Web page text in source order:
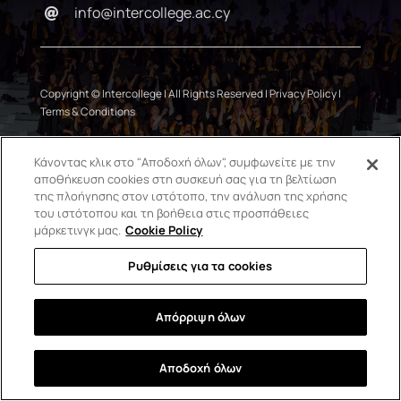
ERASMUS
ΑΝΑΚΑΛΎΨΤΕ
ΕΓΓΡΑΦΕΊΤΕ
info@intercollege.ac.cy
Copyright © Intercollege | All Rights Reserved | Privacy Policy |
Terms & Conditions
Κάνοντας κλικ στο "Αποδοχή όλων", συμφωνείτε με την
αποθήκευση cookies στη συσκευή σας για τη βελτίωση
της πλοήγησης στον ιστότοπο, την ανάλυση της χρήσης
του ιστότοπου και τη βοήθεια στις προσπάθειες
μάρκετινγκ μας. Cookie Policy
Ρυθμίσεις για τα cookies
Απόρριψη όλων
Αποδοχή όλων